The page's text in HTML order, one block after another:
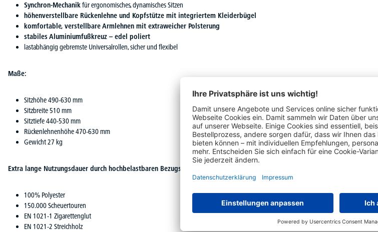
Synchron-Mechanikfür ergonomisches, dynamisches Sitzen
höhenverstellbare Rückenlehne und Kopfstütze mit integriertem Kleiderbügel
komfortable, verstellbare Armlehnen mit extraweicher Polsterung
stabiles Aluminiumfußkreuz – edel poliert
lastabhängig gebremste Universalrollen, sicher und flexibel
Maße:
Sitzhöhe 490-630 mm
Sitzbreite 510 mm
Sitztiefe 440-530 mm
Rückenlehnenhöhe 470-630 mm
Gewicht 27 kg
Extra lange Nutzungsdauer durch hochbelastbaren Bezugsstoff:
100% Polyester
150.000 Scheuertouren
EN 1021-1 Zigarettenglut
EN 1021-2 Streichholz